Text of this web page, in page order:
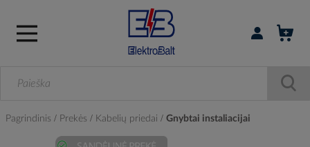
Prisijungti /
Pagrindinis Prekės Kabelių priedai Gnybtai instaliacijai